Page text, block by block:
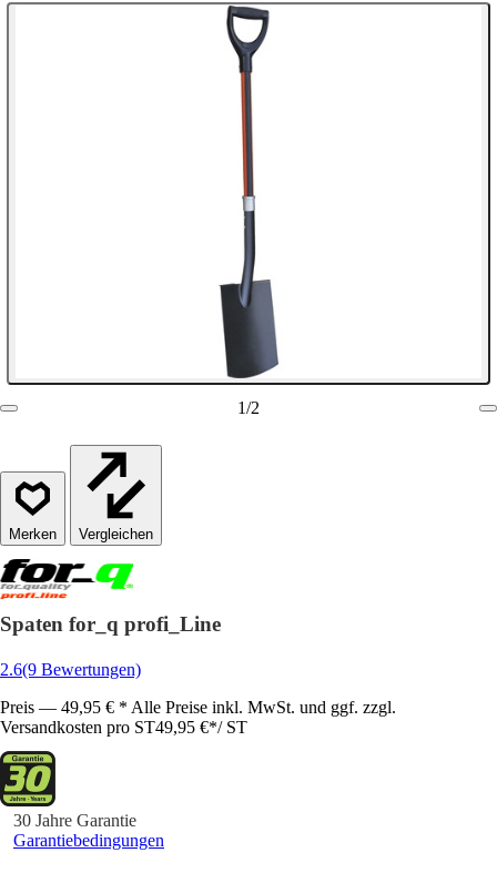
1/2
Vergleichen
Spaten for_q profi_Line
2.6(9 Bewertungen)
Preis — 49,95 € * Alle Preise inkl. MwSt. und ggf. zzgl.
Versandkosten pro ST49,95 €*/ ST
30 Jahre Garantie
Garantiebedingungen